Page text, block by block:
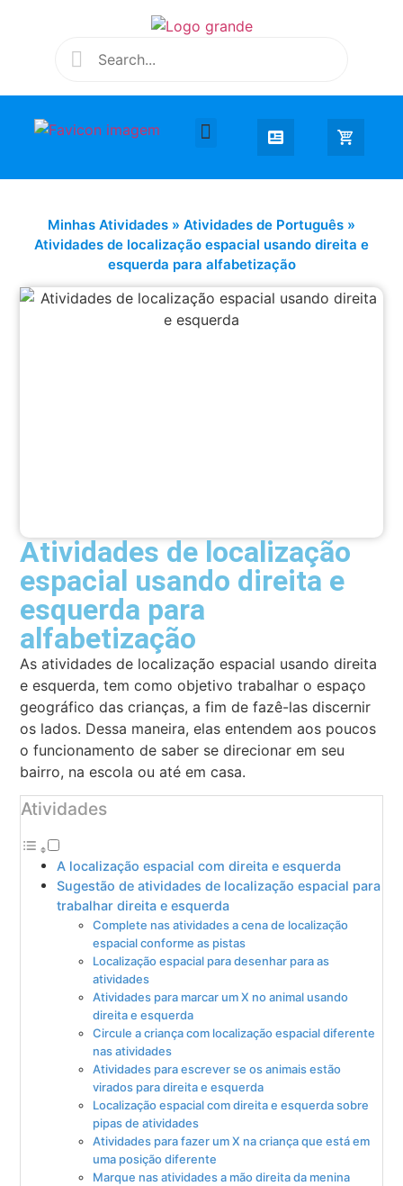
Minhas Atividades » Atividades de Português »
Atividades de localização espacial usando direita e
esquerda para alfabetização
Atividades de localização
espacial usando direita e
esquerda para
alfabetização
As atividades de localização espacial usando direita
e esquerda, tem como objetivo trabalhar o espaço
geográfico das crianças, a fim de fazê-las discernir
os lados. Dessa maneira, elas entendem aos poucos
o funcionamento de saber se direcionar em seu
bairro, na escola ou até em casa.
Atividades
A localização espacial com direita e esquerda
Sugestão de atividades de localização espacial para
trabalhar direita e esquerda
Complete nas atividades a cena de localização
espacial conforme as pistas
Localização espacial para desenhar para as
atividades
Atividades para marcar um X no animal usando
direita e esquerda
Circule a criança com localização espacial diferente
nas atividades
Atividades para escrever se os animais estão
virados para direita e esquerda
Localização espacial com direita e esquerda sobre
pipas de atividades
Atividades para fazer um X na criança que está em
uma posição diferente
Marque nas atividades a mão direita da menina